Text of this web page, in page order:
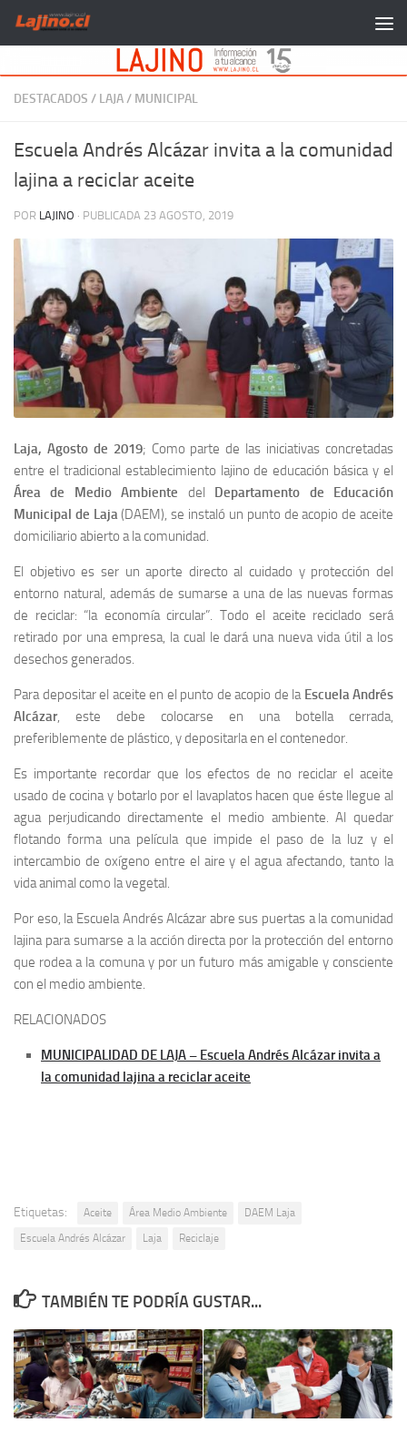
Saltar al contenido
DESTACADOS / LAJA/ MUNICIPAL
Escuela Andrés Alcázar invita a la comunidad
lajina a reciclar aceite
POR LAJINO · PUBLICADA 23 AGOSTO, 2019
Laja, Agosto de 2019; Como parte de las iniciativas concretadas
entre el tradicional establecimiento lajino de educación básica y el
Área de Medio Ambiente del Departamento de Educación
Municipal de Laja(DAEM), se instaló un punto de acopio de aceite
domiciliario abierto a la comunidad.
El objetivo es ser un aporte directo al cuidado y protección del
entorno natural, además de sumarse a una de las nuevas formas
de reciclar: “la economía circular”. Todo el aceite reciclado será
retirado por una empresa, la cual le dará una nueva vida útil a los
desechos generados.
Para depositar el aceite en el punto de acopio de la Escuela Andrés
Alcázar, este debe colocarse en una botella cerrada,
preferiblemente de plástico, y depositarla en el contenedor.
Es importante recordar que los efectos de no reciclar el aceite
usado de cocina y botarlo por el lavaplatos hacen que éste llegue al
agua perjudicando directamente el medio ambiente. Al quedar
flotando forma una película que impide el paso de la luz y el
intercambio de oxígeno entre el aire y el agua afectando, tanto la
vida animal como la vegetal.
Por eso, la Escuela Andrés Alcázar abre sus puertas a la comunidad
lajina para sumarse a la acción directa por la protección del entorno
que rodea a la comuna y por un futuro más amigable y consciente
con el medio ambiente.
RELACIONADOS
MUNICIPALIDAD DE LAJA – Escuela Andrés Alcázar invita a
la comunidad lajina a reciclar aceite
Etiquetas: Aceite Área Medio Ambiente
DAEM Laja
Escuela Andrés Alcázar
Laja Reciclaje
TAMBIÉN TE PODRÍA GUSTAR...